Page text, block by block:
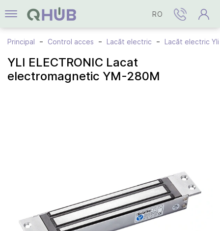
RO
Principal Control acces Lacăt electric Lacăt electric
YLI ELECTRONIC Lacat
electromagnetic YM-280M